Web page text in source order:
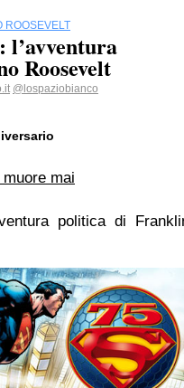
ROOSEVELT
l’avventura
Roosevelt
@lospaziobianco
mai
politica di